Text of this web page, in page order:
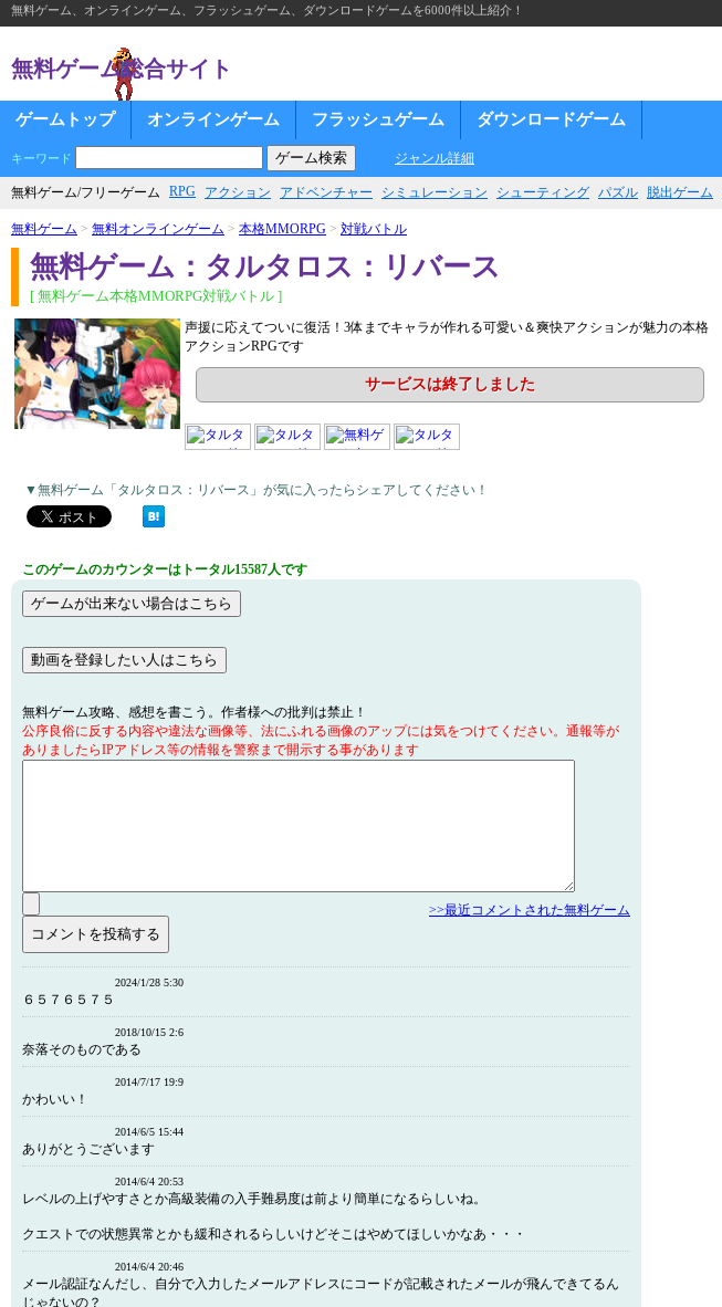
無料ゲーム、オンラインゲーム、フラッシュゲーム、ダウンロードゲームを6000件以上紹介！
無料ゲーム総合サイト
ゲームトップ オンラインゲーム フラッシュゲーム ダウンロードゲーム
キーワード ジャンル詳細
無料ゲーム/フリーゲーム RPG アクション アドベンチャー シミュレーション シューティング パズル 脱出ゲーム
無料ゲーム > 無料オンラインゲーム > 本格MMORPG > 対戦バトル
無料ゲーム：タルタロス：リバース
[ 無料ゲーム本格MMORPG対戦バトル ]
声援に応えてついに復活！3体までキャラが作れる可愛い＆爽快アクションが魅力の本格
アクションRPGです
サービスは終了しました
▼無料ゲーム「タルタロス：リバース」が気に入ったらシェアしてください！
このゲームのカウンターはトータル15587人です
無料ゲーム攻略、感想を書こう。作者様への批判は禁止！
公序良俗に反する内容や違法な画像等、法にふれる画像のアップには気をつけてください。通報等が
ありましたらIPアドレス等の情報を警察まで開示する事があります
>>最近コメントされた無料ゲーム
2024/1/28 5:30
６５７６５７５
2018/10/15 2:6
奈落そのものである
2014/7/17 19:9
かわいい！
2014/6/5 15:44
ありがとうございます
2014/6/4 20:53
レベルの上げやすさとか高級装備の入手難易度は前より簡単になるらしいね。
クエストでの状態異常とかも緩和されるらしいけどそこはやめてほしいかなあ・・・
2014/6/4 20:46
メール認証なんだし、自分で入力したメールアドレスにコードが記載されたメールが飛んできてるん
じゃないの？